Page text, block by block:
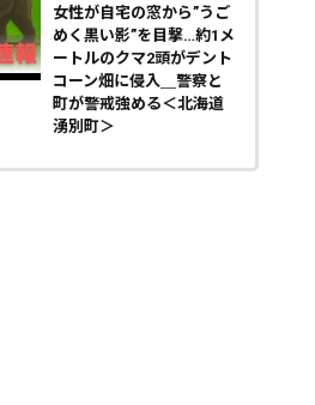
女性が自宅の窓から”うご
めく黒い影”を目撃…約1メ
ートルのクマ2頭がデント
コーン畑に侵入＿警察と
町が警戒強める＜北海道
湧別町＞